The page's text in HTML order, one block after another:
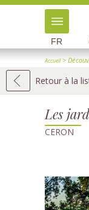
FR
Accueil>
Retour à la
Les
CERON